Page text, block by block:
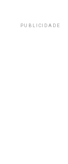
PUBLICIDADE